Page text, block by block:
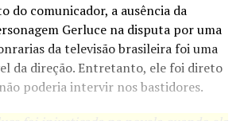
do comunicador, a ausência da
Gerluce na disputa por uma
da televisão brasileira foi uma
da direção. Entretanto, ele foi direto
poderia intervir nos bastidores.